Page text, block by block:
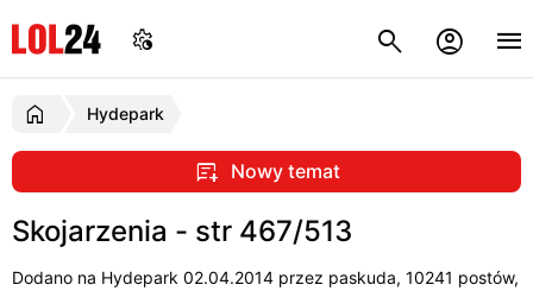
Hydepark
Nowy temat
Skojarzenia - str 467/513
Dodano na Hydepark 02.04.2014 przez paskuda, 10241 postów,